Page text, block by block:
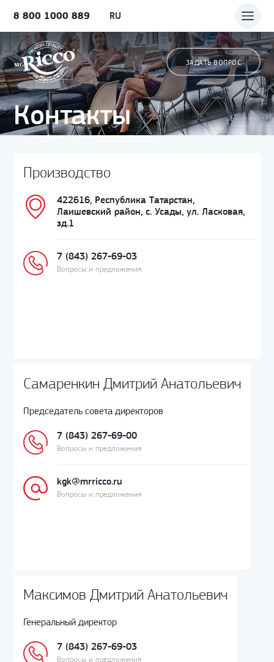
8 800 1000 889 RU
ЗАДАТЬ ВОПРОС
Контакты
Производство
422616, Республика Татарстан,
Лаишевский район, с. Усады, ул. Ласковая,
зд.1
7 (843) 267-69-03
Вопросы и предложения
Самаренкин Дмитрий Анатольевич
Председатель совета директоров
7 (843) 267-69-00
Вопросы и предложения
kgk@mrricco.ru
Вопросы и предложения
Максимов Дмитрий Анатольевич
Генеральный директор
7 (843) 267-69-03
Вопросы и предложения